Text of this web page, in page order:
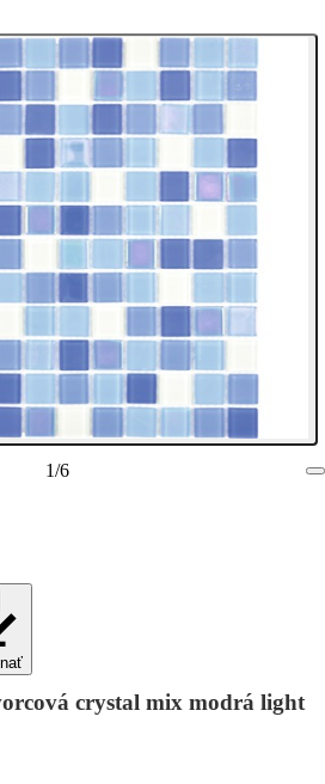
1/6
crystal mix modrá light